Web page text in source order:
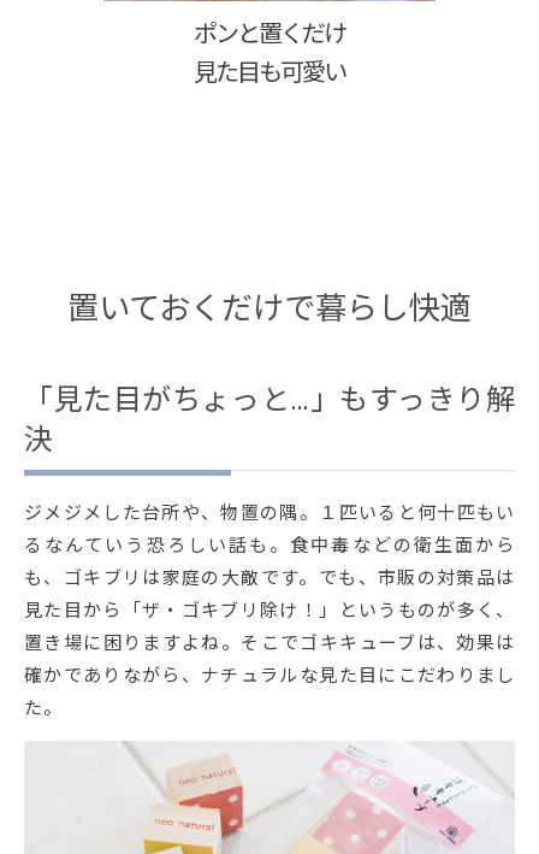
ポンと置くだけ
見た目も可愛い
置いておくだけで暮らし快適
「見た目がちょっと…」もすっきり解
決
ジメジメした台所や、物置の隅。１匹いると何十匹もい
るなんていう恐ろしい話も。食中毒などの衛生面から
も、ゴキブリは家庭の大敵です。でも、市販の対策品は
見た目から「ザ・ゴキブリ除け！」というものが多く、
置き場に困りますよね。そこでゴキキューブは、効果は
確かでありながら、ナチュラルな見た目にこだわりまし
た。